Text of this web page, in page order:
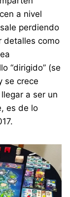
a nivel
perdiendo
detalles como
“dirigido” (se
se crece
a ser un
es de lo